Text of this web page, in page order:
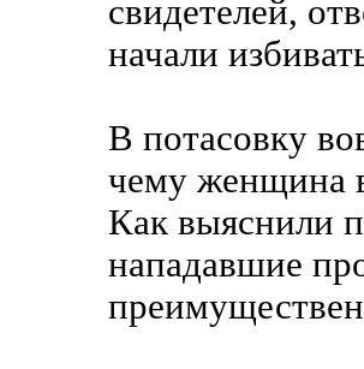
свидетелей,
начали
В потасовку
чему женщина
Как выяснили
нападавшие